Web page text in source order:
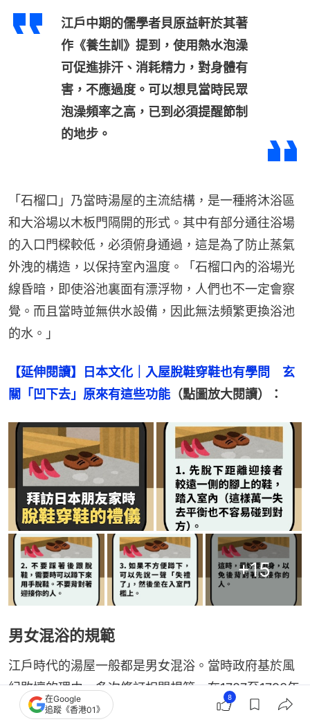
江戶中期的儒學者貝原益軒於其著
作《養生訓》提到，使用熱水泡澡
可促進排汗、消耗精力，對身體有
害，不應過度。可以想見當時民眾
泡澡頻率之高，已到必須提醒節制
的地步。
「石榴口」乃當時湯屋的主流結構，是一種將沐浴區
和大浴場以木板門隔開的形式。其中有部分通往浴場
的入口門樑較低，必須俯身通過，這是為了防止蒸氣
外洩的構造，以保持室內溫度。「石榴口內的浴場光
線昏暗，即使浴池裏面有漂浮物，人們也不一定會察
覺。而且當時並無供水設備，因此無法頻繁更換浴池
的水。」
【延伸閱讀】日本文化｜入屋脫鞋穿鞋也有學問　玄
關「凹下去」原來有這些功能（點圖放大閱讀）：
+15
男女混浴的規範
江戶時代的湯屋一般都是男女混浴。當時政府基於風
紀敗壞的理由，多次修訂相關規範，在1787至1793年
老中松平定信的寬政改革下，頒布了「混浴禁止
在Google
追蹤《香港01》
8